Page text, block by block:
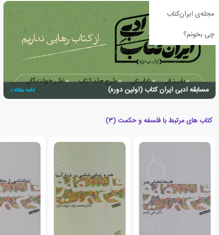
مجله‌ی ایران‌کتاب
چی بخونم؟
مسابقه ادبی ایران کتاب (اولین دوره) ادامه مقاله
کتاب های مرتبط با فلسفه و حکمت (۳)